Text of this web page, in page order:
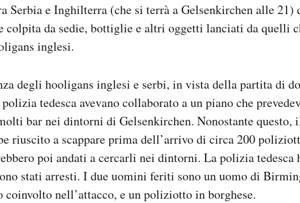
Serbia e Inghilterra (che si terrà a Gelsenkirchen alle 21)
colpita da sedie, bottiglie e altri oggetti lanciati da quelli
inglesi.
degli hooligans inglesi e serbi, in vista della partita di
tedesca avevano collaborato a un piano che
bar nei dintorni di Gelsenkirchen. Nonostante questo,
riuscito a scappare prima dell’arrivo di circa 200
poi andati a cercarli nei dintorni. La polizia tedesca
stati arresti. I due uomini feriti sono un uomo di
nell’attacco, e un poliziotto in borghese.